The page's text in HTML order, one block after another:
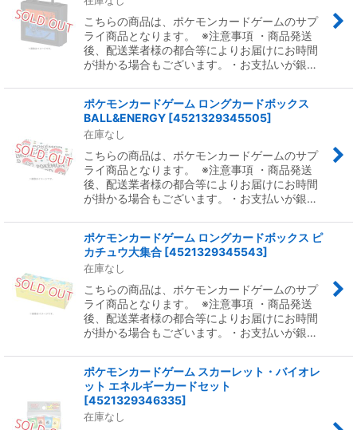
こちらの商品は、ポケモンカードゲームのサプ
ライ商品となります。 ※注意事項 ・商品発送
後、配送業者様の都合等によりお届けにお時間
が掛かる場合もございます。・お支払いが銀…
ポケモンカードゲーム ロングカードボックス
BALL&ENERGY [4521329345505]
在庫なし
こちらの商品は、ポケモンカードゲームのサプ
ライ商品となります。 ※注意事項 ・商品発送
後、配送業者様の都合等によりお届けにお時間
が掛かる場合もございます。・お支払いが銀…
ポケモンカードゲーム ロングカードボックス ピ
カチュウ大集合 [4521329345543]
在庫なし
こちらの商品は、ポケモンカードゲームのサプ
ライ商品となります。 ※注意事項 ・商品発送
後、配送業者様の都合等によりお届けにお時間
が掛かる場合もございます。・お支払いが銀…
ポケモンカードゲーム スカーレット・バイオレ
ット エネルギーカードセット
[4521329346335]
在庫なし